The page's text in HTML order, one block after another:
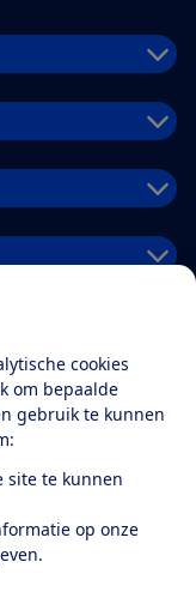
cookies
om bepaalde
gebruik te kunnen
site te kunnen
op onze